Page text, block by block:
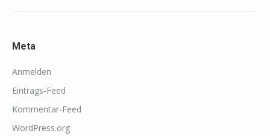
Meta
Anmelden
Eintrags-Feed
Kommentar-Feed
WordPress.org